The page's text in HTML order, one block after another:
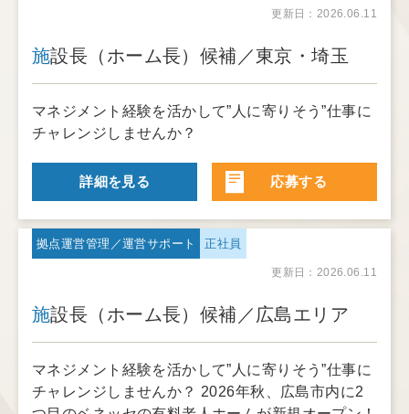
更新日：2026.06.11
施設長（ホーム長）候補／東京・埼玉
マネジメント経験を活かして”人に寄りそう”仕事に
チャレンジしませんか？
詳細を見る 応募する
拠点運営管理／運営サポート 正社員
更新日：2026.06.11
施設長（ホーム長）候補／広島エリア
マネジメント経験を活かして”人に寄りそう”仕事に
チャレンジしませんか？ 2026年秋、広島市内に2